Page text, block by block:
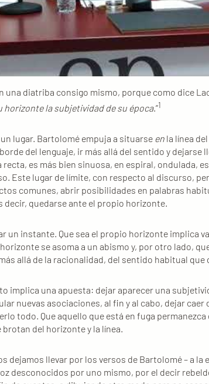
una diatriba consigo mismo, porque como dice
horizonte la subjetividad de su época.”1
lugar. Bartolomé empuja a situarse en la línea
del lenguaje, ir más allá del sentido y dejarse
recta, es más bien sinuosa, en espiral, ondulada,
Este lugar de límite, con respecto al discurso,
comunes, abrir posibilidades en palabras
decir, quedarse ante el propio horizonte.
un instante. Que sea el propio horizonte implica
se asoma a un abismo y, por otro lado,
allá de la racionalidad, del sentido habitual que
implica una apuesta: dejar aparecer una
nuevas asociaciones, al fin y al cabo, dejar caer
todo. Que aquello que está en fuga permanezca
del horizonte y la línea.
dejamos llevar por los versos de Bartolomé – a
desconocidos por uno mismo, por el decir